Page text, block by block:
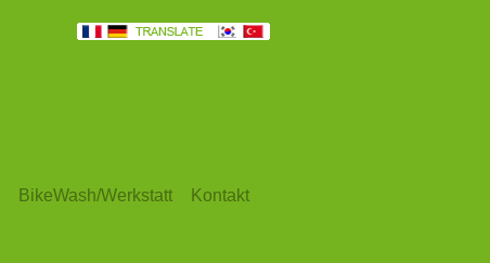
BikeWash/Werkstatt Kontakt